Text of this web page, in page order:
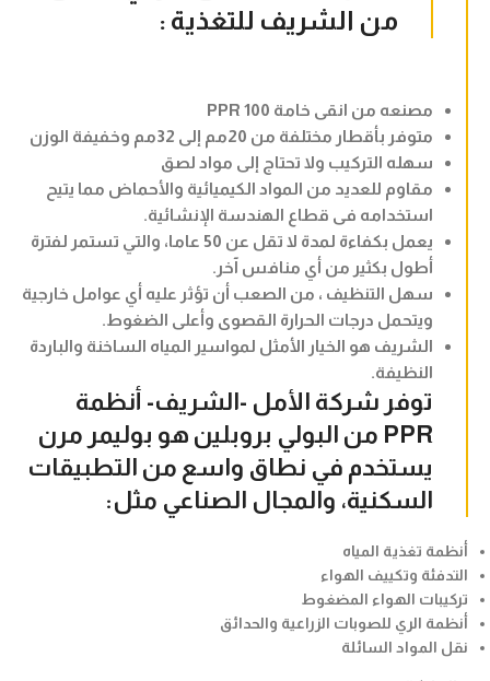
من الشريف للتغذية :
مصنعه من انقى خامة PPR 100
متوفر بأقطار مختلفة من 20مم إلى 32مم وخفيفة الوزن
سهله التركيب ولا تحتاج إلى مواد لصق
مقاوم للعديد من المواد الكيميائية والأحماض مما يتيح
استخدامه فى قطاع الهندسة الإنشائية.
يعمل بكفاءة لمدة لا تقل عن 50 عاما، والتي تستمر لفترة
أطول بكثير من أي منافس آخر.
سهل التنظيف ، من الصعب أن تؤثر عليه أي عوامل خارجية
ويتحمل درجات الحرارة القصوى وأعلى الضغوط.
الشريف هو الخيار الأمثل لمواسير المياه الساخنة والباردة
النظيفة.
توفر شركة الأمل -الشريف- أنظمة
PPR من البولي بروبلين هو بوليمر مرن
يستخدم في نطاق واسع من التطبيقات
السكنية، والمجال الصناعي مثل:
أنظمة تغذية المياه
التدفئة وتكييف الهواء
تركيبات الهواء المضغوط
أنظمة الري للصوبات الزراعية والحدائق
نقل المواد السائلة